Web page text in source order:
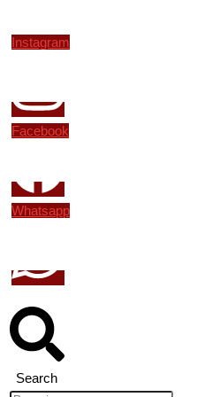
Instagram
Facebook
Whatsapp
Search